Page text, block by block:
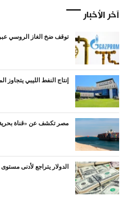
آخر الأخبار
توقف ضخ الغاز الروسي عبر
إنتاج النفط الليبي يتجاوز
مصر تكشف عن «قناة
الدولار يتراجع لأدنى مستوى في 7